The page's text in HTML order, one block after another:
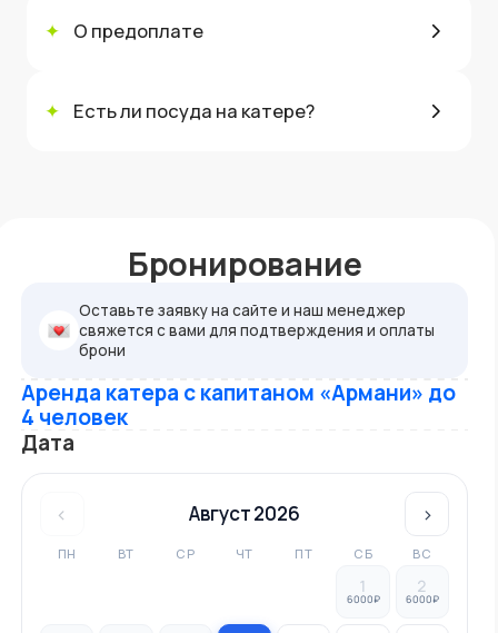
✦ О предоплате
✦ Есть ли посуда на катере?
Бронирование
Оставьте заявку на сайте и наш менеджер
свяжется с вами для подтверждения и оплаты
брони
Аренда катера с капитаном «Армани» до
4 человек
Дата
‹ Август 2026 ›
ПН ВТ СР ЧТ ПТ СБ ВС
1
6000₽
2
6000₽